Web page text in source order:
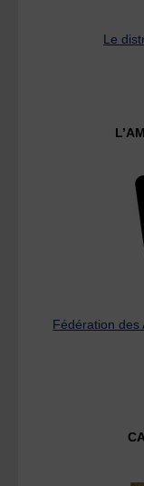
Le
Fédération des